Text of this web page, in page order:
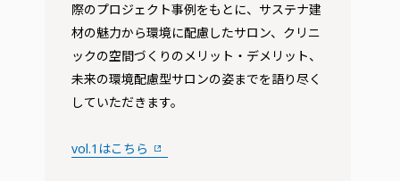
際のプロジェクト事例をもとに、サステナ建
材の魅力から環境に配慮したサロン、クリニ
ックの空間づくりのメリット・デメリット、
未来の環境配慮型サロンの姿までを語り尽く
していただきます。
vol.1はこちら